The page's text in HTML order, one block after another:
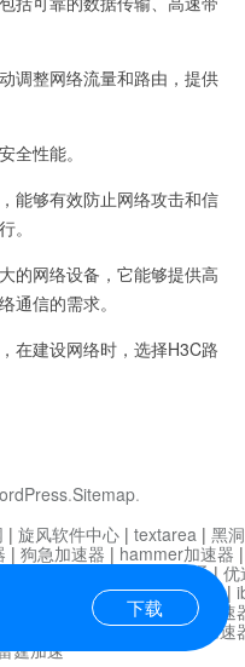
整网络流量和路由，提供
性能。
够有效防止网络攻击和信
。
网络设备，它能够提供高
通信的需求。
建设网络时，选择H3C路
.Sitemap.
下载
| 旋风软件中心 | textarea | 黑
| 狗急加速器 | hammer加速器
迷雾通|优
快橙加速器|anycast加速器 |
| 白石山|
小牛加速
海鸥加速器|芒果加速
霆加速